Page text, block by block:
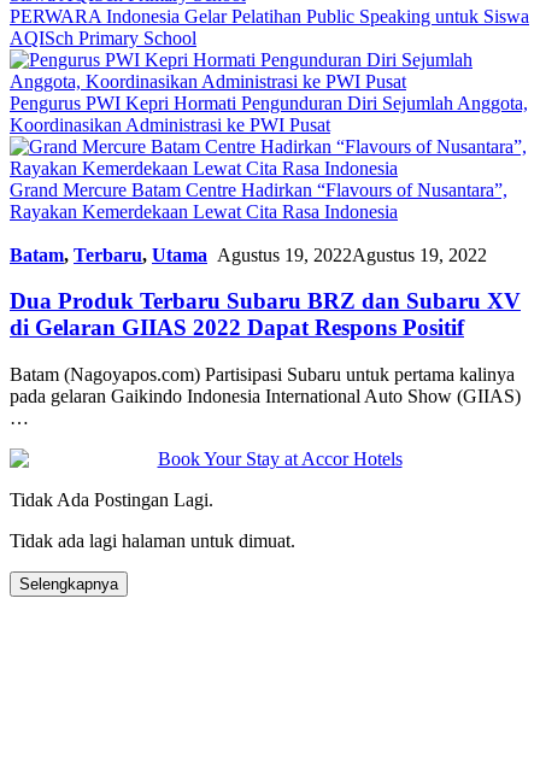
PERWARA Indonesia Gelar Pelatihan Public Speaking untuk Siswa
AQISch Primary School
Pengurus PWI Kepri Hormati Pengunduran Diri Sejumlah Anggota,
Koordinasikan Administrasi ke PWI Pusat
Grand Mercure Batam Centre Hadirkan “Flavours of Nusantara”,
Rayakan Kemerdekaan Lewat Cita Rasa Indonesia
Batam, Terbaru, Utama Agustus 19, 2022Agustus 19, 2022
Dua Produk Terbaru Subaru BRZ dan Subaru XV
di Gelaran GIIAS 2022 Dapat Respons Positif
Batam (Nagoyapos.com) Partisipasi Subaru untuk pertama kalinya
pada gelaran Gaikindo Indonesia International Auto Show (GIIAS)
…
Tidak Ada Postingan Lagi.
Tidak ada lagi halaman untuk dimuat.
Selengkapnya